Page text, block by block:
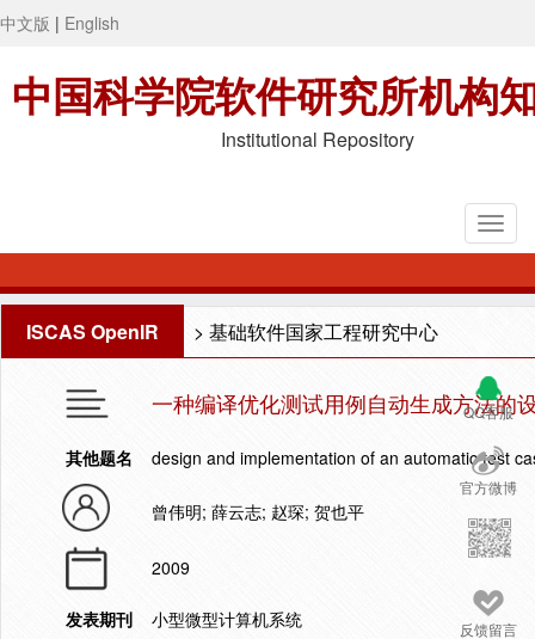
中文版 | English
中国科学院软件研究所机构
Institutional Repository
ISCAS OpenIR > 基础软件国家工程研究中心
QQ客服
官方微博
反馈留言
一种编译优化测试用例自动生成方法的
其他题名 design and implementation of an automatic test
曾伟明; 薛云志; 赵琛; 贺也平
2009
发表期刊
小型微型计算机系统